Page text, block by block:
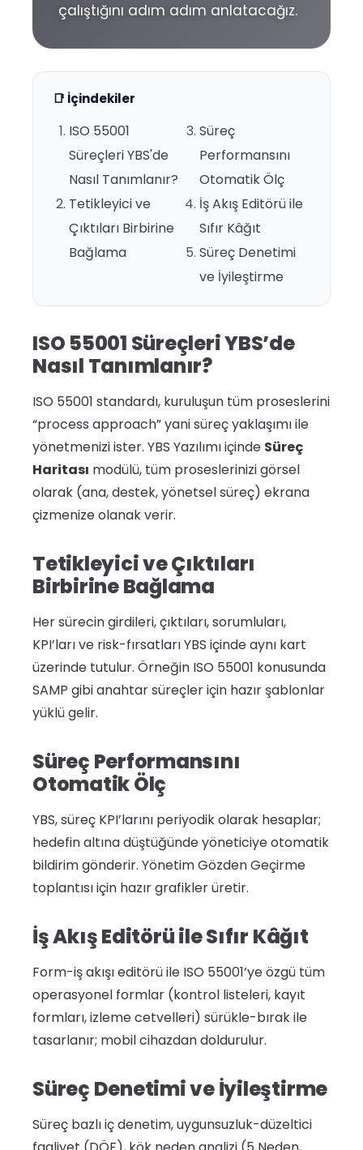
çalıştığını adım adım anlatacağız.
📑 İçindekiler
ISO 55001
Süreçleri YBS'de
Nasıl Tanımlanır?
Tetikleyici ve
Çıktıları Birbirine
Bağlama
Süreç
Performansını
Otomatik Ölç
İş Akış Editörü ile
Sıfır Kâğıt
Süreç Denetimi
ve İyileştirme
ISO 55001 Süreçleri YBS’de
Nasıl Tanımlanır?
ISO 55001 standardı, kuruluşun tüm proseslerini
“process approach” yani süreç yaklaşımı ile
yönetmenizi ister. YBS Yazılımı içinde Süreç
Haritası modülü, tüm proseslerinizi görsel
olarak (ana, destek, yönetsel süreç) ekrana
çizmenize olanak verir.
Tetikleyici ve Çıktıları
Birbirine Bağlama
Her sürecin girdileri, çıktıları, sorumluları,
KPI’ları ve risk-fırsatları YBS içinde aynı kart
üzerinde tutulur. Örneğin ISO 55001 konusunda
SAMP gibi anahtar süreçler için hazır şablonlar
yüklü gelir.
Süreç Performansını
Otomatik Ölç
YBS, süreç KPI’larını periyodik olarak hesaplar;
hedefin altına düştüğünde yöneticiye otomatik
bildirim gönderir. Yönetim Gözden Geçirme
toplantısı için hazır grafikler üretir.
İş Akış Editörü ile Sıfır Kâğıt
Form-iş akışı editörü ile ISO 55001’ye özgü tüm
operasyonel formlar (kontrol listeleri, kayıt
formları, izleme cetvelleri) sürükle-bırak ile
tasarlanır; mobil cihazdan doldurulur.
Süreç Denetimi ve İyileştirme
Süreç bazlı iç denetim, uygunsuzluk-düzeltici